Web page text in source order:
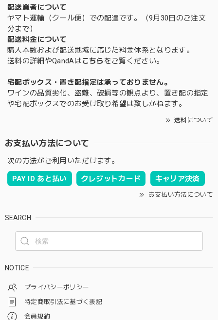
配送業者について
ヤマト運輸（クール便）での配達です。（9月30日のご注文
分まで）
配送料金について
購入本数および配送地域に応じた料金体系となります。
送料の詳細やQandAはこちら をご覧ください。
宅配ボックス・置き配指定は承っておりません。
ワインの品質劣化、盗難、破損等の観点より、置き配の指定
や宅配ボックスでのお受け取り希望は致しかねます。
送料について
お支払い方法について
次の方法がご利用いただけます。
PAY ID あと払い クレジットカード キャリア決済
お支払い方法について
SEARCH
NOTICE
プライバシーポリシー
特定商取引法に基づく表記
会員規約